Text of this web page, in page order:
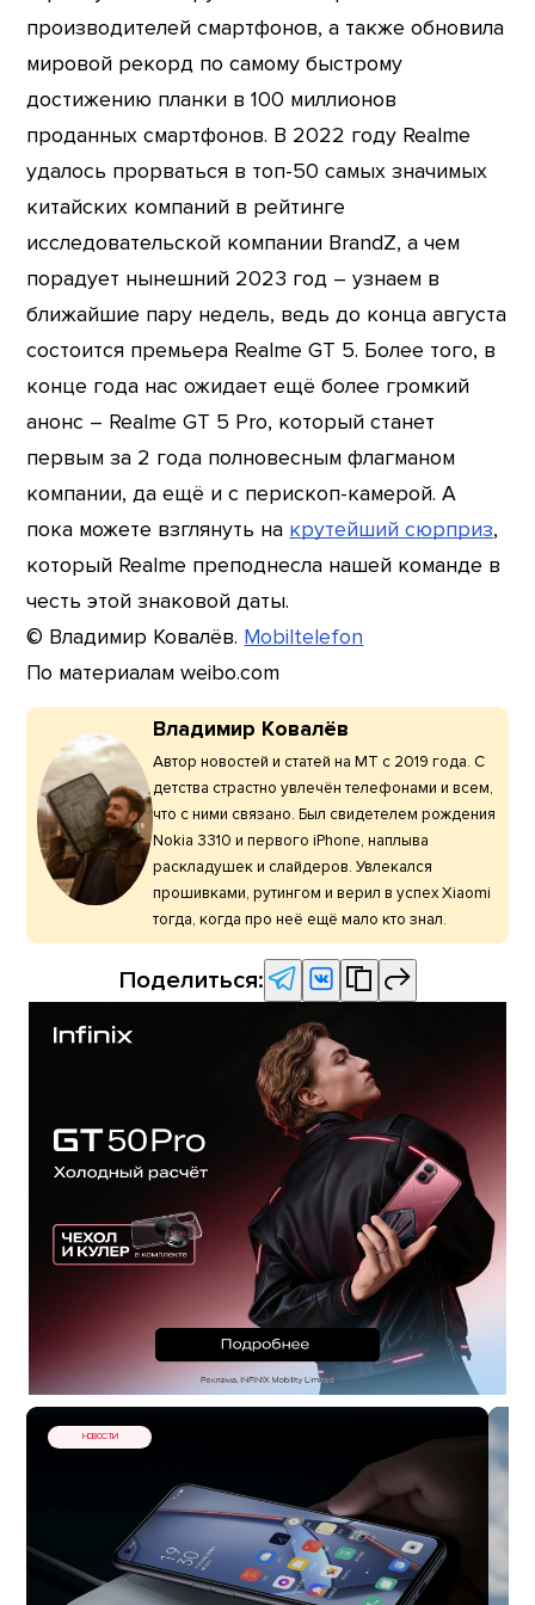
производителей смартфонов, а также обновила
мировой рекорд по самому быстрому
достижению планки в 100 миллионов
проданных смартфонов. В 2022 году Realme
удалось прорваться в топ-50 самых значимых
китайских компаний в рейтинге
исследовательской компании BrandZ, а чем
порадует нынешний 2023 год – узнаем в
ближайшие пару недель, ведь до конца августа
состоится премьера Realme GT 5. Более того, в
конце года нас ожидает ещё более громкий
анонс – Realme GT 5 Pro, который станет
первым за 2 года полновесным флагманом
компании, да ещё и с перископ-камерой. А
пока можете взглянуть на крутейший сюрприз,
который Realme преподнесла нашей команде в
честь этой знаковой даты.
© Владимир Ковалёв. Mobiltelefon
По материалам weibo.com
Владимир Ковалёв
Автор новостей и статей на МТ с 2019 года. С
детства страстно увлечён телефонами и всем,
что с ними связано. Был свидетелем рождения
Nokia 3310 и первого iPhone, наплыва
раскладушек и слайдеров. Увлекался
прошивками, рутингом и верил в успех Xiaomi
тогда, когда про неё ещё мало кто знал.
Поделиться:
НОВОСТИ